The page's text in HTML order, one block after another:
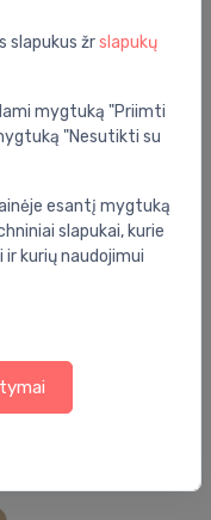
laikikliu ir
slapukus žrslapukų
mygtuką "Priimti
"Nesutikti su
esantį mygtuką
slapukai, kurie
kurių naudojimui